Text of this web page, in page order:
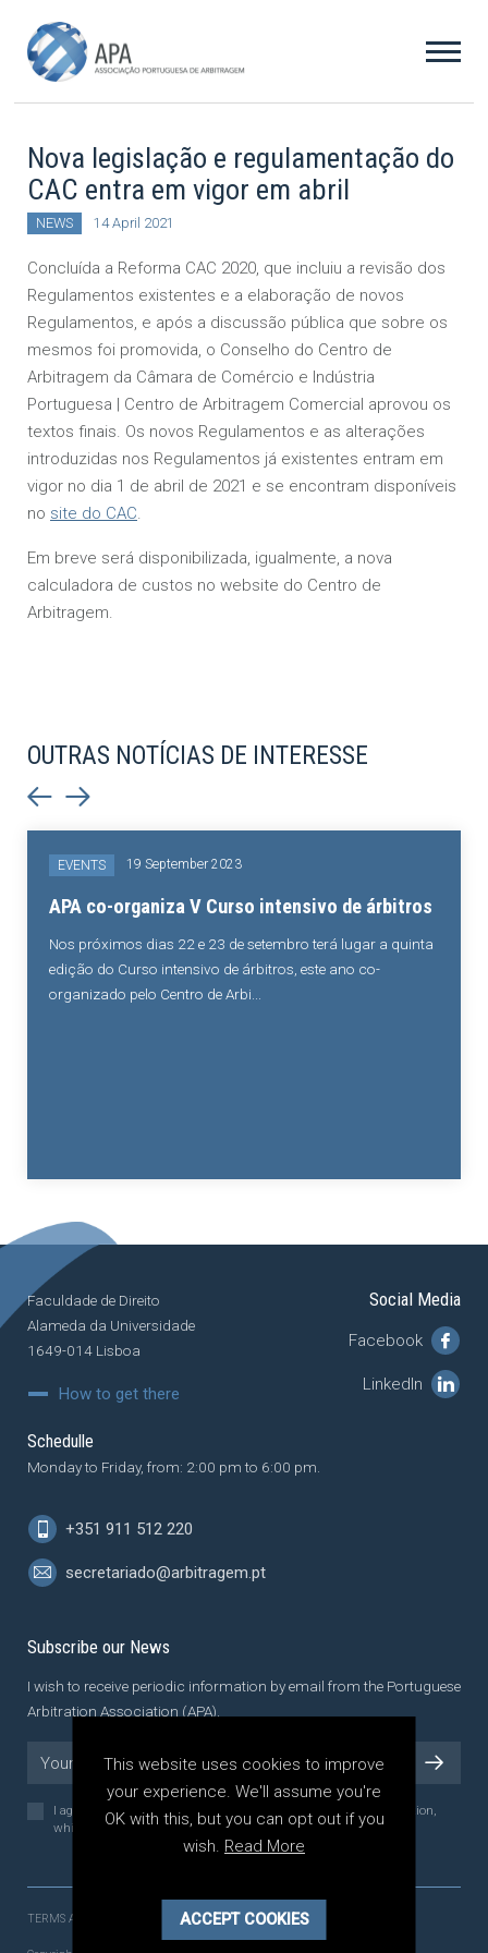
Nova legislação e regulamentação do
CAC entra em vigor em abril
NEWS 14 April 2021
Concluída a Reforma CAC 2020, que incluiu a revisão dos
Regulamentos existentes e a elaboração de novos
Regulamentos, e após a discussão pública que sobre os
mesmos foi promovida, o Conselho do Centro de
Arbitragem da Câmara de Comércio e Indústria
Portuguesa | Centro de Arbitragem Comercial aprovou os
textos finais. Os novos Regulamentos e as alterações
introduzidas nos Regulamentos já existentes entram em
vigor no dia 1 de abril de 2021 e se encontram disponíveis
no site do CAC.
Em breve será disponibilizada, igualmente, a nova
calculadora de custos no website do Centro de
Arbitragem.
OUTRAS NOTÍCIAS DE INTERESSE
EVENTS 19 September 2023
APA co-organiza V Curso intensivo de árbitros
Nos próximos dias 22 e 23 de setembro terá lugar a quinta
edição do Curso intensivo de árbitros, este ano co-
organizado pelo Centro de Arbi...
Social Media
Facebook
LinkedIn
Faculdade de Direito
Alameda da Universidade
1649-014 Lisboa
How to get there
Schedulle
Monday to Friday, from: 2:00 pm to 6:00 pm.
+351 911 512 220
secretariado@arbitragem.pt
Subscribe our News
I wish to receive periodic information by email from the Portuguese
Arbitration Association (APA).
I agree to the Privacy Policy
of the Portuguese Arbitration Association,
which I have read and understood.
TERMS AND CONDITIONS PRIVACY POLICY
This website uses cookies to improve
your experience. We'll assume you're
OK with this, but you can opt out if you
wish. Read More
ACCEPT COOKIES